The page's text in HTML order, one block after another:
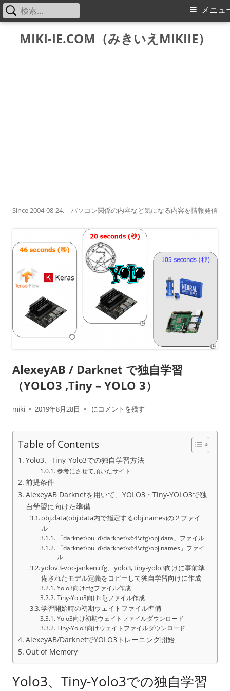
MIKI-IE.COM（みきいえMIKIIE）
Since 2004-08-24, パソコン関係の内容など気になる内容を情報発信
メ
メニュ
検
索:
AlexeyAB / Darknet で独自学習
（YOLO3 ,Tiny – YOLO 3）
作
miki
公
日
2019年8月28日 AlexeyAB / Darknet で独自学習（YOLO3 ,Tiny
にコメントを残す
Table of Contents
Yolo3、Tiny-Yolo3での独自学習方法
参考にさせて頂いたサイト
前提条件
AlexeyAB Darknetを用いて、YOLO3・Tiny-YOLO3で独
自学習に向けた準備
obj.data(obj.data内で指定するobj.names)の２ファイ
ル
「darknet\build\darknet\x64\cfg\obj.data」ファイル
「darknet\build\darknet\x64\cfg\obj.names」ファイ
ル
yolov3-voc-janken.cfg、yolo3, tiny-yolo3向けに事前準
備されたモデル定義をコピーして独自学習向けに作成
Yolo3向けcfgファイル作成
Tiny-Yolo3向けcfgファイル作成
学習開始時の初期ウェイトファイル準備
Yolo3向け初期ウェイトファイルダウンロード
Tiny-Yolo3向けウェイトファイルダウンロード
AlexeyAB/DarknetでYOLO3トレーニング開始
Out of Memory
Yolo3、Tiny-Yolo3での独自学習